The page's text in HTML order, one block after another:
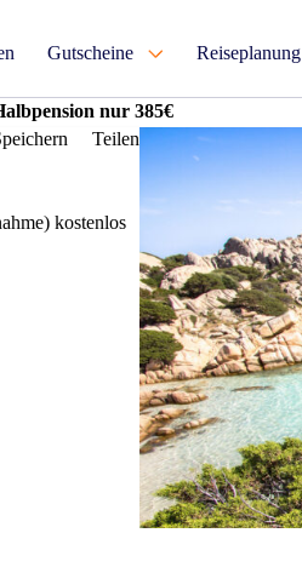
Gutscheine Reiseplanung
nur 385€
Teilen
kostenlos